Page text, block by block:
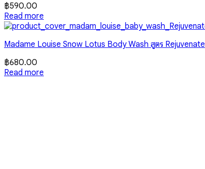
฿590.00
Read more
Madame Louise Snow Lotus Body Wash สูตร Rejuvenate
฿680.00
Read more